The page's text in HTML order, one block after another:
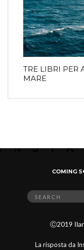
TRE LIBRI PER
MARE
COMING
Search
for:
Ⓒ2019
La risposta da